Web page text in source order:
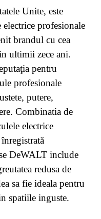
Unite, este
electrice profesionale
brandul cu cea
in ultimii zece ani.
pentru
profesionale
putere,
Combinatia de
electrice
DeWALT include
redusa de
sa fie ideala pentru
spatiile inguste.